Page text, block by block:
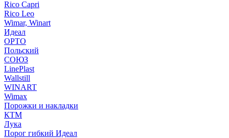
Rico Capri
Rico Leo
Wimar, Winart
Идеал
ОРТО
Польский
СОЮЗ
LinePlast
Wallstill
WINART
Wimax
Порожки и накладки
КТМ
Лука
Порог гибкий Идеал